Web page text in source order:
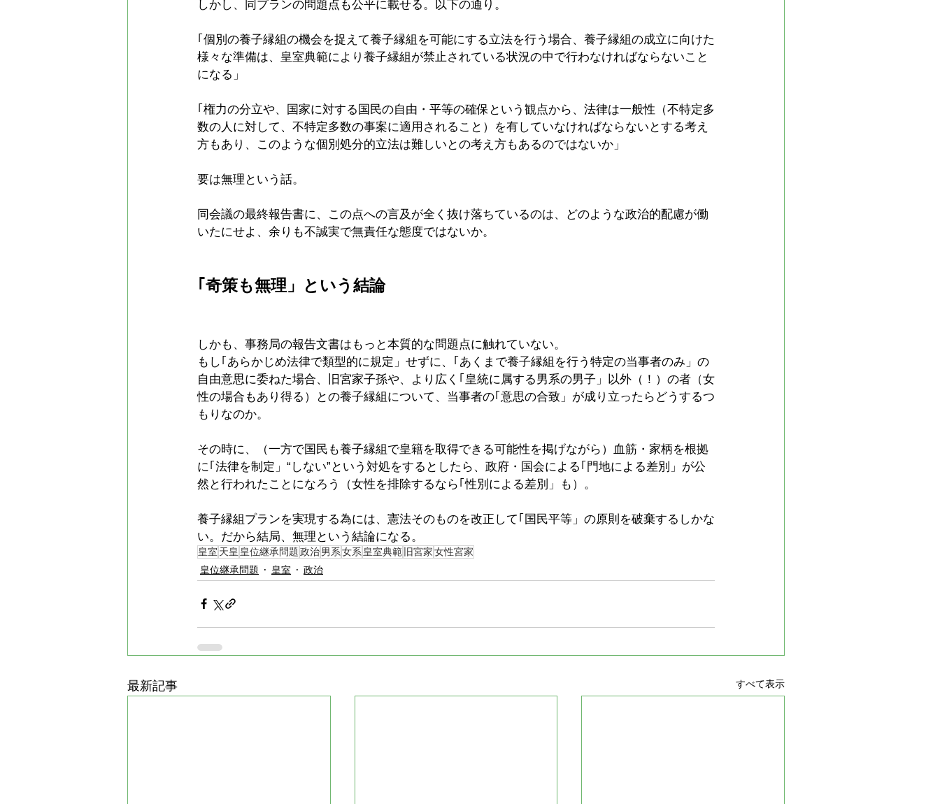
しかし、同プランの問題点も公平に載せる。以下の通り。
｢個別の養子縁組の機会を捉えて養子縁組を可能にする立法を行う場合、養子縁組の成立に向けた
様々な準備は、皇室典範により養子縁組が禁止されている状況の中で行わなければならないこと
になる」
｢権力の分立や、国家に対する国民の自由・平等の確保という観点から、法律は一般性（不特定多
数の人に対して、不特定多数の事案に適用されること）を有していなければならないとする考え
方もあり、このような個別処分的立法は難しいとの考え方もあるのではないか」
要は無理という話。
同会議の最終報告書に、この点への言及が全く抜け落ちているのは、どのような政治的配慮が働
いたにせよ、余りも不誠実で無責任な態度ではないか。
｢奇策も無理」という結論
しかも、事務局の報告文書はもっと本質的な問題点に触れていない。
もし｢あらかじめ法律で類型的に規定」せずに、｢あくまで養子縁組を行う特定の当事者のみ」の
自由意思に委ねた場合、旧宮家子孫や、より広く｢皇統に属する男系の男子」以外（！）の者（女
性の場合もあり得る）との養子縁組について、当事者の｢意思の合致」が成り立ったらどうするつ
もりなのか。
その時に、（一方で国民も養子縁組で皇籍を取得できる可能性を掲げながら）血筋・家柄を根拠
に｢法律を制定」“しない”という対処をするとしたら、政府・国会による｢門地による差別」が公
然と行われたことになろう（女性を排除するなら｢性別による差別」も）。
養子縁組プランを実現する為には、憲法そのものを改正して｢国民平等」の原則を破棄するしかな
い。だから結局、無理という結論になる。
皇室 天皇 皇位継承問題政治男系女系 皇室典範 旧宮家女性宮家
皇位継承問題
皇室 政治
最新記事 すべて表示